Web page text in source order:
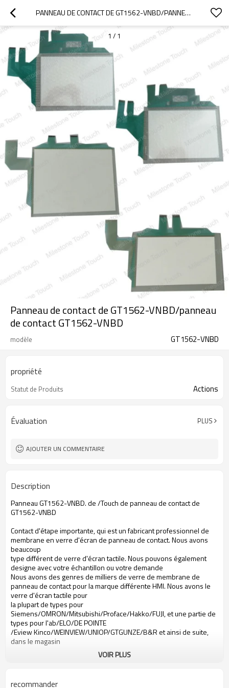
PANNEAU DE CONTACT DE GT1562-VNBD/PANNEAU DE CONTACT GT1562-VNBD
1 / 1
Panneau de contact de GT1562-VNBD/panneau
de contact GT1562-VNBD
modèle GT1562-VNBD
propriété
Statut de Produits Actions
Évaluation PLUS
AJOUTER UN COMMENTAIRE
Description
Panneau GT1562-VNBD. de /Touch de panneau de contact de
GT1562-VNBD
Contact d'étape importante, qui est un fabricant professionnel de
membrane en verre d'écran de panneau de contact. Nous avons
beaucoup
type différent de verre d'écran tactile. Nous pouvons également
designe avec votre échantillon ou votre demande
Nous avons des genres de milliers de verre de membrane de
panneau de contact pour la marque différente HMI. Nous avons le
verre d'écran tactile pour
la plupart de types pour
Siemens/OMRON/Mitsubishi/Proface/Hakko/FUJI, et une partie de
types pour l'ab/ELO/DE POINTE
/Eview Kinco/WEINVIEW/UNIOP/GTGUNZE/B&R et ainsi de suite,
dans le magasin
Écran tactile de GT1562-VNBDVOIR PLUS
recommander